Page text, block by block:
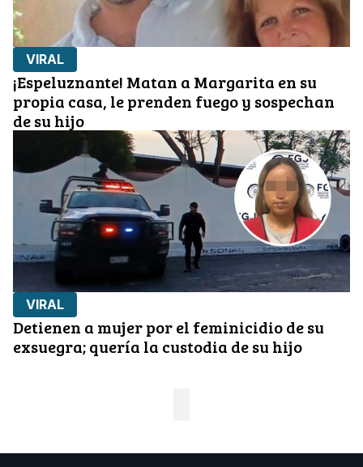
VIRAL
¡Espeluznante! Matan a Margarita en su
propia casa, le prenden fuego y sospechan
de su hijo
VIRAL
Detienen a mujer por el feminicidio de su
exsuegra; quería la custodia de su hijo